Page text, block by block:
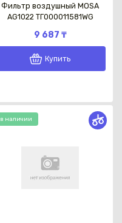
Фильтр воздушный MOSA
AG1022 ТГ000011581WG
9 687 ₸
Купить
в наличии